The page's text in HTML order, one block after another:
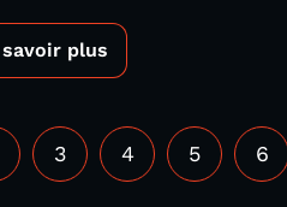
savoir plus
3 4 5 6